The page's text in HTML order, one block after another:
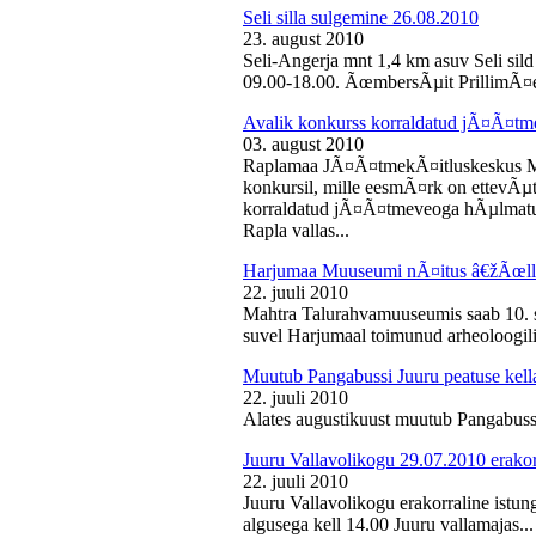
Seli silla sulgemine 26.08.2010
23. august 2010
Seli-Angerja mnt 1,4 km asuv Seli
09.00-18.00. ÃœmbersÃµit
Avalik konkurss korraldatud
03. august 2010
Raplamaa JÃ¤Ã¤tmekÃ¤itluskeskus
konkursil, mille eesmÃ¤rk on
korraldatud jÃ¤Ã¤tmeveoga
Rapla vallas...
Harjumaa Muuseumi nÃ¤itus
22. juuli 2010
Mahtra Talurahvamuuseumis saab
suvel Harjumaal toimunud
Muutub Pangabussi Juuru peatuse
22. juuli 2010
Alates augustikuust muutub
Juuru Vallavolikogu 29.07.2010
22. juuli 2010
Juuru Vallavolikogu erakorraline
algusega kell 14.00 Juuru vallamajas...